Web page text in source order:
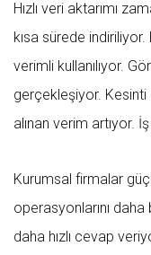
Hızlı veri aktarımı
kısa sürede
verimli kullanılıyor.
gerçekleşiyor. Kesinti
alınan verim artıyor.
Kurumsal firmalar
operasyonlarını
daha hızlı cevap